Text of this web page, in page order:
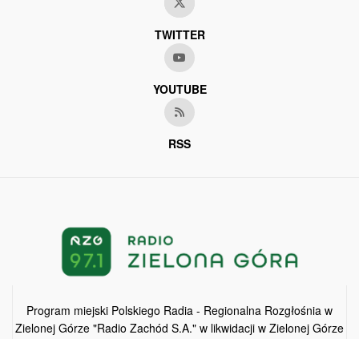
TWITTER
YOUTUBE
RSS
Program miejski Polskiego Radia - Regionalna Rozgłośnia w
Zielonej Górze "Radio Zachód S.A." w likwidacji w Zielonej Górze